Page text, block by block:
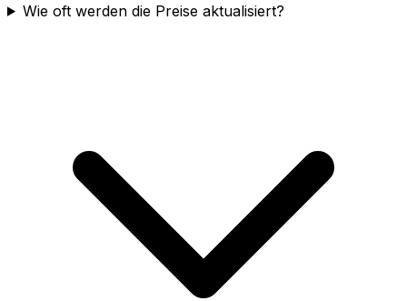
Wie oft werden die Preise aktualisiert?